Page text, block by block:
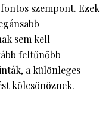
szempont. Ezek
sem kell
feltűnőbb
a különleges
kölcsönöznek.